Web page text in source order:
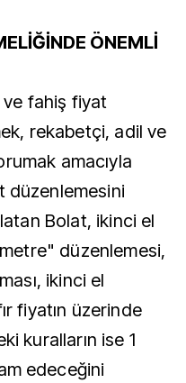
ÖNEMLİ
ve fahiş fiyat
rekabetçi, adil ve
amacıyla
düzenlemesini
Bolat, ikinci el
düzenlemesi,
ikinci el
fiyatın üzerinde
kuralların ise 1
edeceğini